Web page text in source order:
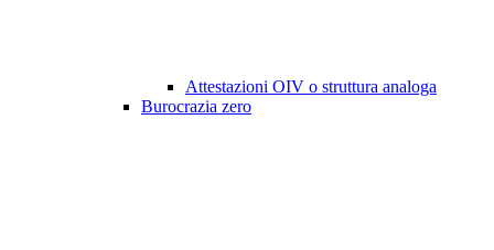
Attestazioni OIV o struttura analoga
Burocrazia zero